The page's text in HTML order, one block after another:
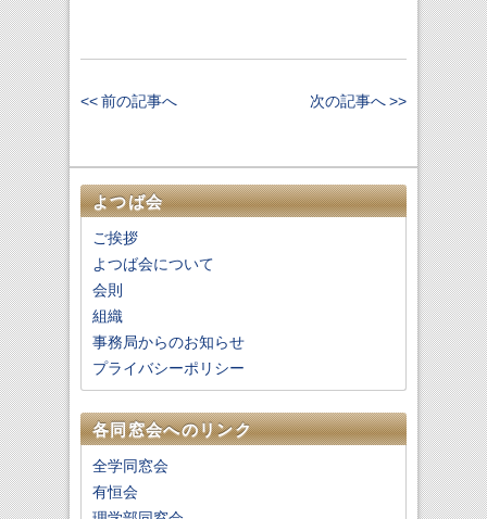
<< 前の記事へ 次の記事へ >>
よつば会
ご挨拶
よつば会について
会則
組織
事務局からのお知らせ
プライバシーポリシー
各同窓会へのリンク
全学同窓会
有恒会